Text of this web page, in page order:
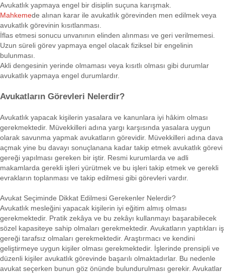
Avukatlık yapmaya engel bir disiplin suçuna karışmak.
Mahkemede alınan karar ile avukatlık görevinden men edilmek veya
avukatlık görevinin kısıtlanması.
İflas etmesi sonucu unvanının elinden alınması ve geri verilmemesi.
Uzun süreli görev yapmaya engel olacak fiziksel bir engelinin
bulunması.
Akli dengesinin yerinde olmaması veya kısıtlı olması gibi durumlar
avukatlık yapmaya engel durumlardır.
Avukatların Görevleri Nelerdir?
Avukatlık yapacak kişilerin yasalara ve kanunlara iyi hâkim olması
gerekmektedir. Müvekkilleri adına yargı karşısında yasalara uygun
olarak savunma yapmak avukatların görevidir. Müvekkilleri adına dava
açmak yine bu davayı sonuçlanana kadar takip etmek avukatlık görevi
gereği yapılması gereken bir iştir. Resmi kurumlarda ve adli
makamlarda gerekli işleri yürütmek ve bu işleri takip etmek ve gerekli
evrakların toplanması ve takip edilmesi gibi görevleri vardır.
Avukat Seçiminde Dikkat Edilmesi Gerekenler Nelerdir?
Avukatlık mesleğini yapacak kişilerin iyi eğitim almış olması
gerekmektedir. Pratik zekâya ve bu zekâyı kullanmayı başarabilecek
sözel kapasiteye sahip olmaları gerekmektedir. Avukatların yaptıkları iş
gereği tarafsız olmaları gerekmektedir. Araştırmacı ve kendini
geliştirmeye uygun kişiler olması gerekmektedir. İşlerinde prensipli ve
düzenli kişiler avukatlık görevinde başarılı olmaktadırlar. Bu nedenle
avukat seçerken bunun göz önünde bulundurulması gerekir. Avukatlar